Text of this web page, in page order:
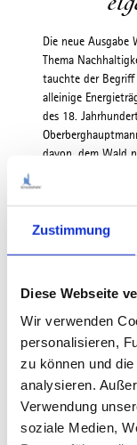
Zustimmung
Diese Webseite
Wir verwenden
personalisieren,
zu können und
analysieren.
Verwendung
soziale Medien,
Die neue
Thema
tauchte der Begriff
alleinige
des 18.
davon, dem Wald
Eine Weisheit,
Achtsam und
unseren
wirtschaftlicher,
Viel Freude beim
Maria Rita